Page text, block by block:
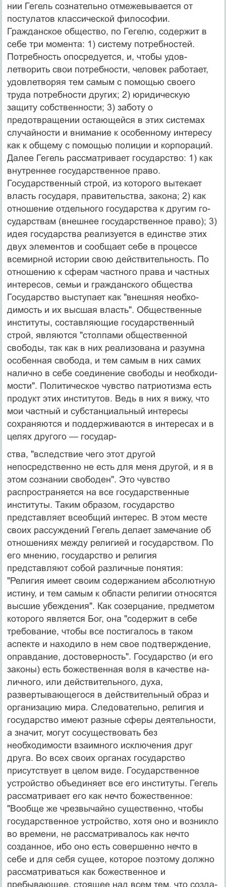
нии Гегель сознательно отмежевывается от
постулатов классической философии.
Гражданское общество, по Гегелю, содержит в
себе три момента: 1) систему по­требностей.
Потребность опосредуется, и, чтобы удов­
летворить свои потребности, человек работает,
удовле­творяя тем самым с помощью своего
труда потребнос­ти других; 2) юридическую
защиту собственности; 3) заботу о
предотвращении остающейся в этих системах
случайности и внимание к особенному интересу
как к общему с помощью полиции и корпораций.
Далее Ге­гель рассматривает государство: 1) как
внутреннее го­сударственное право.
Государственный строй, из кото­рого вытекает
власть государя, правительства, закона; 2) как
отношение отдельного государства к другим го­
сударствам (внешнее государственное право); 3)
идея государства реализуется в единстве этих
двух элемен­тов и сообщает себе в процессе
всемирной истории свою действительность. По
отношению к сферам част­ного права и частных
интересов, семьи и гражданского общества
Государство выступает как "внешняя необхо­
димость и их высшая власть". Общественные
институ­ты, составляющие государственный
строй, являются "столпами общественной
свободы, так как в них реали­зована и разумна
особенная свобода, и тем самым в них самих
налично в себе соединение свободы и необходи­
мости". Политическое чувство патриотизма есть
про­дукт этих институтов. Ведь в них я вижу, что
мои част­ный и субстанциальный интересы
сохраняются и под­держиваются в интересах и в
целях другого — государ-
ства, "вследствие чего этот другой
непосредственно не есть для меня другой, и я в
этом сознании свободен". Это чувство
распространяется на все государственные
институты. Таким образом, государство
представляет всеобщий интерес. В этом месте
своих рассуждений Гегель делает замечание об
отношениях между религи­ей и государством. По
его мнению, государство и рели­гия
представляют собой различные понятия:
"Религия имеет своим содержанием абсолютную
истину, и тем самым к области религии относятся
высшие убежде­ния". Как созерцание, предметом
которого является Бог, она "содержит в себе
требование, чтобы все пости­галось в таком
аспекте и находило в нем свое под­тверждение,
оправдание, достоверность". Государство (и его
законы) есть божественная воля в качестве на­
личного, или действительного, духа,
развертывающе­гося в действительный образ и
организацию мира. Сле­довательно, религия и
государство имеют разные сфе­ры деятельности,
а значит, могут сосуществовать без
необходимости взаимного исключения друг
друга. Во всех своих органах государство
присутствует в целом виде. Государственное
устройство объединяет все его институты. Гегель
рассматривает его как нечто божест­венное:
"Вообще же чрезвычайно существенно, чтобы
государственное устройство, хотя оно и возникло
во времени, не рассматривалось как нечто
созданное, ибо оно есть совершенно нечто в
себе и для себя сущее, ко­торое поэтому должно
рассматриваться как божествен­ное и
пребывающее, стоящее над всем тем, что созда­